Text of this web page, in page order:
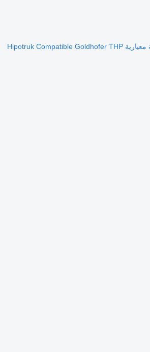
جديد مقطورة نصفية معيارية Hipotruk Compatible Goldhofer THP